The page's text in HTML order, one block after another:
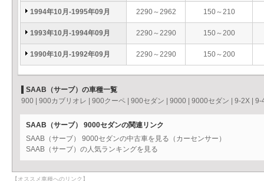
1994年10月-1995年09月 2290～2962 150～210
1993年10月-1994年09月 2290～2290 150～200
1990年10月-1992年09月 2290～2290 150～200
SAAB（サーブ）の車種一覧
900
900カブリオレ 900クーペ 900セダン 9000 9000セダン 9-2X 9-
SAAB（サーブ） 9000セダンの関連リンク
SAAB（サーブ） 9000セダンの中古車を見る（カーセンサー）
SAAB（サーブ）の人気ランキングを見る
【オススメ車種へのリンク】